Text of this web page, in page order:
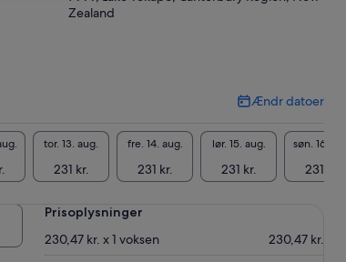
Zealand
Ændr datoer
Ændr
tor. 13. aug.
231 kr.
fre. 14. aug.
231 kr.
lør. 15. aug.
231 kr.
søn. 16. aug.
231 kr.
Prisoplysninger
230,47 kr. x 1 voksen
230,47 kr.